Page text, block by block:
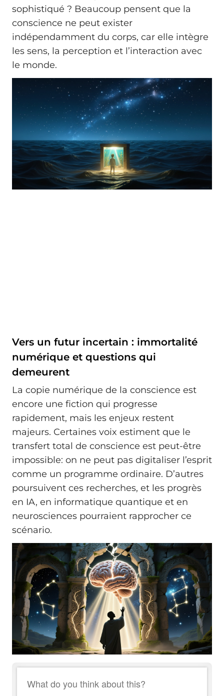
sophistiqué ? Beaucoup pensent que la
conscience ne peut exister
indépendamment du corps, car elle intègre
les sens, la perception et l’interaction avec
le monde.
Vers un futur incertain : immortalité
numérique et questions qui
demeurent
La copie numérique de la conscience est
encore une fiction qui progresse
rapidement, mais les enjeux restent
majeurs. Certaines voix estiment que le
transfert total de conscience est peut-être
impossible: on ne peut pas digitaliser l’esprit
comme un programme ordinaire. D’autres
poursuivent ces recherches, et les progrès
en IA, en informatique quantique et en
neurosciences pourraient rapprocher ce
scénario.